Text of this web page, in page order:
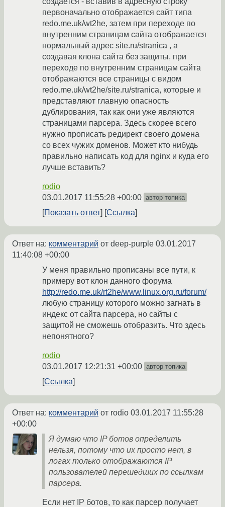
первоначально отображается сайт типа
redo.me.uk/wt2he, затем при переходе по
внутренним страницам сайта отображается
нормальный адрес site.ru/stranica , а
создавая клона сайта без защиты, при
переходе по внутренним страницам сайта
отображаются все страницы с видом
redo.me.uk/wt2he/site.ru/stranica, которые и
представляют главную опасность
дублирования, так как они уже являются
страницами парсера. Здесь скорее всего
нужно прописать редирект своего домена
со всех чужих доменов. Может кто нибудь
правильно написать код для nginx и куда его
лучше вставить?
rodio
03.01.2017 11:55:28 +00:00 автор топика
Показать ответ Ссылка
Ответ на: комментарий от deep-purple 03.01.2017
11:40:08 +00:00
У меня правильно прописаны все пути, к
примеру вот клон данного форума
http://redo.me.uk/rt2he/www.linux.org.ru/forum/
любую страницу которого можно загнать в
индекс от сайта парсера, но сайты с
защитой не сможешь отобразить. Что здесь
непонятного?
rodio
03.01.2017 12:21:31 +00:00 автор топика
Ссылка
Ответ на: комментарий от rodio 03.01.2017 11:55:28
+00:00
Я думаю что IP ботов определить
нельзя, потому что их просто нет, в
логах только отображаются IP
пользователей перешедших по ссылкам
парсера.
Если нет IP ботов, то как парсер получает